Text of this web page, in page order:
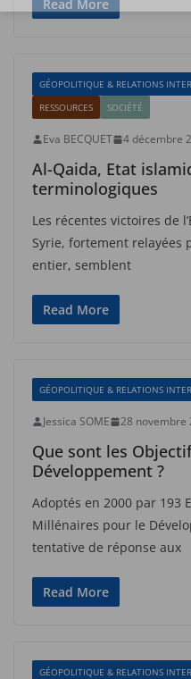
Read More
GÉOPOLITIQUE & RELATIONS
RESSOURCES
SOCIÉTÉ
Eva BECQUET 4 décembre
Al-Qaida, Etat
terminologiques
Les récentes victoires de
Syrie, fortement relayées
entier, semblent
Read More
GÉOPOLITIQUE & RELATIONS
Jessica SOME 28 novembre
Que sont les
Développement ?
Adoptés en 2000 par 193
Millénaires pour le
tentative de réponse aux
Read More
GÉOPOLITIQUE & RELATIONS